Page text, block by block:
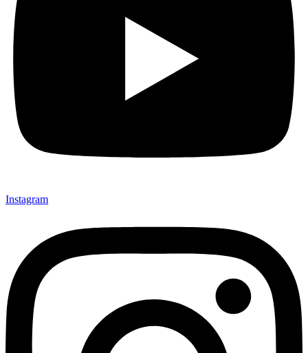
Instagram